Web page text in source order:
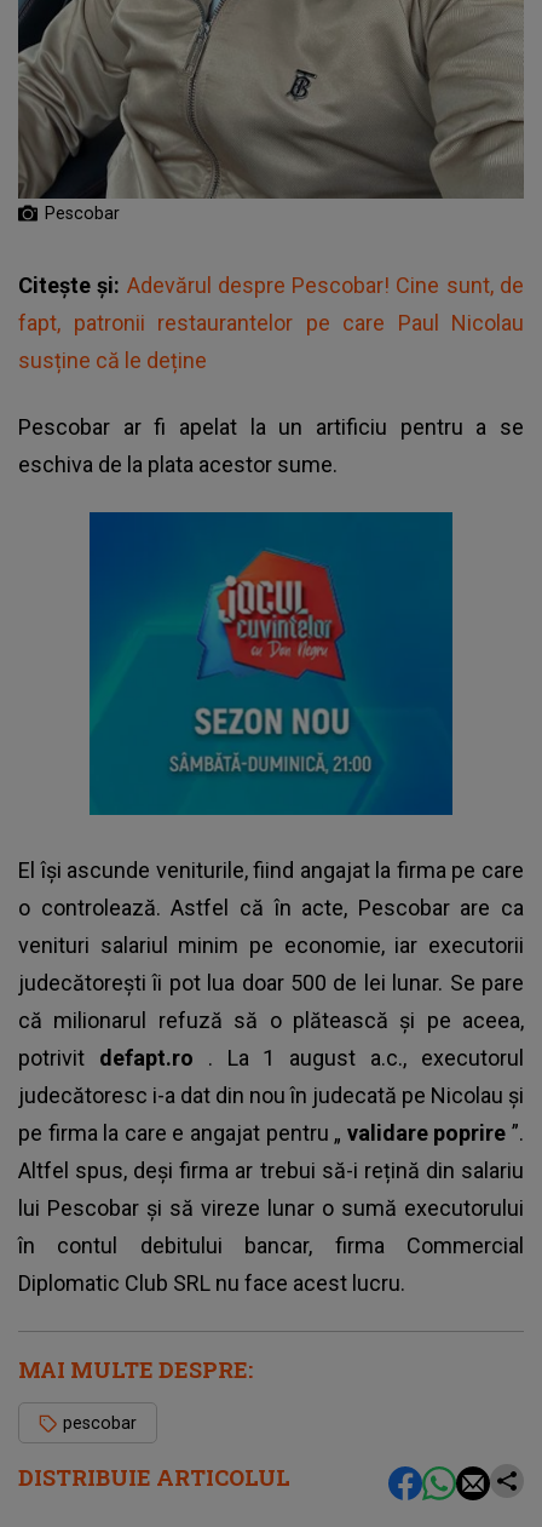
DISTRIBUIE ARTICOLUL
Pescobar
Citește și: Adevărul despre Pescobar! Cine sunt, de
fapt, patronii restaurantelor pe care Paul Nicolau
susține că le deține
Pescobar ar fi apelat la un artificiu pentru a se
eschiva de la plata acestor sume.
El își ascunde veniturile, fiind angajat la firma pe care
o controlează. Astfel că în acte, Pescobar are ca
venituri salariul minim pe economie, iar executorii
judecătorești îi pot lua doar 500 de lei lunar. Se pare
că milionarul refuză să o plătească și pe aceea,
potrivit defapt.ro . La 1 august a.c., executorul
judecătoresc i-a dat din nou în judecată pe Nicolau și
pe firma la care e angajat pentru „ validare poprire”.
Altfel spus, deși firma ar trebui să-i rețină din salariu
lui Pescobar și să vireze lunar o sumă executorului
în contul debitului bancar, firma Commercial
Diplomatic Club SRL nu face acest lucru.
MAI MULTE DESPRE:
pescobar